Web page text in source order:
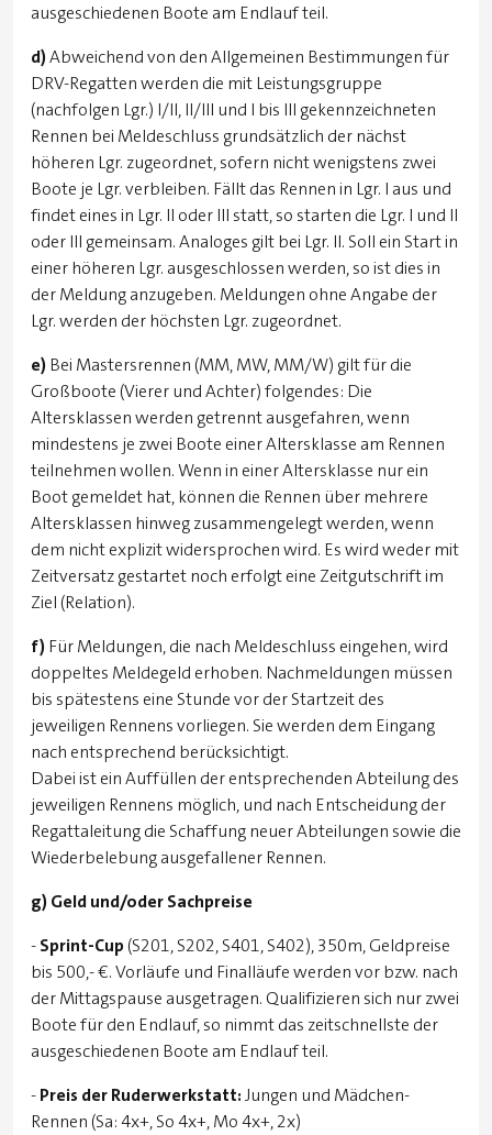
ausgeschiedenen Boote am Endlauf teil.
d)Abweichend von den Allgemeinen Bestimmungen für
DRV-Regatten werden die mit Leistungsgruppe
(nachfolgen Lgr.) I/II, II/III und I bis III gekennzeichneten
Rennen bei Meldeschluss grundsätzlich der nächst
höheren Lgr. zugeordnet, sofern nicht wenigstens zwei
Boote je Lgr. verbleiben. Fällt das Rennen in Lgr. I aus und
findet eines in Lgr. II oder III statt, so starten die Lgr. I und II
oder III gemeinsam. Analoges gilt bei Lgr. II. Soll ein Start in
einer höheren Lgr. ausgeschlossen werden, so ist dies in
der Meldung anzugeben. Meldungen ohne Angabe der
Lgr. werden der höchsten Lgr. zugeordnet.
e) Bei Mastersrennen (MM, MW, MM/W) gilt für die
Großboote (Vierer und Achter) folgendes: Die
Altersklassen werden getrennt ausgefahren, wenn
mindestens je zwei Boote einer Altersklasse am Rennen
teilnehmen wollen. Wenn in einer Altersklasse nur ein
Boot gemeldet hat, können die Rennen über mehrere
Altersklassen hinweg zusammengelegt werden, wenn
dem nicht explizit widersprochen wird. Es wird weder mit
Zeitversatz gestartet noch erfolgt eine Zeitgutschrift im
Ziel (Relation).
f) Für Meldungen, die nach Meldeschluss eingehen, wird
doppeltes Meldegeld erhoben. Nachmeldungen müssen
bis spätestens eine Stunde vor der Startzeit des
jeweiligen Rennens vorliegen. Sie werden dem Eingang
nach entsprechend berücksichtigt.
Dabei ist ein Auffüllen der entsprechenden Abteilung des
jeweiligen Rennens möglich, und nach Entscheidung der
Regattaleitung die Schaffung neuer Abteilungen sowie die
Wiederbelebung ausgefallener Rennen.
g) Geld und/oder Sachpreise
-Sprint-Cup (S201, S202, S401, S402), 350m, Geldpreise
bis 500,- €. Vorläufe und Finalläufe werden vor bzw. nach
der Mittagspause ausgetragen. Qualifizieren sich nur zwei
Boote für den Endlauf, so nimmt das zeitschnellste der
ausgeschiedenen Boote am Endlauf teil.
-Preis der Ruderwerkstatt:Jungen und Mädchen-
Rennen (Sa: 4x+, So 4x+, Mo 4x+, 2x)